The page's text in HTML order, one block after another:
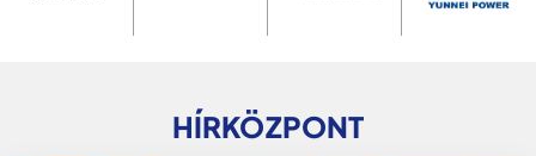
HÍRKÖZPONT